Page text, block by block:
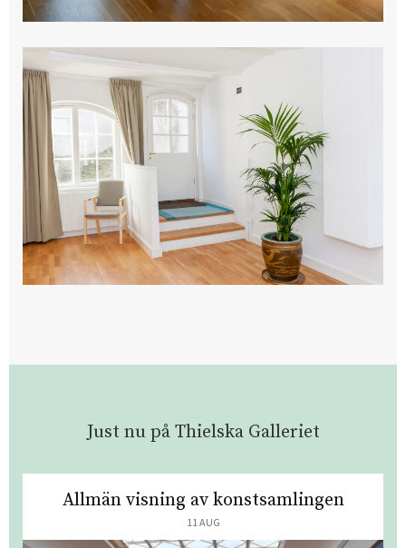
Just nu på Thielska Galleriet
Allmän visning av konstsamlingen
11 AUG